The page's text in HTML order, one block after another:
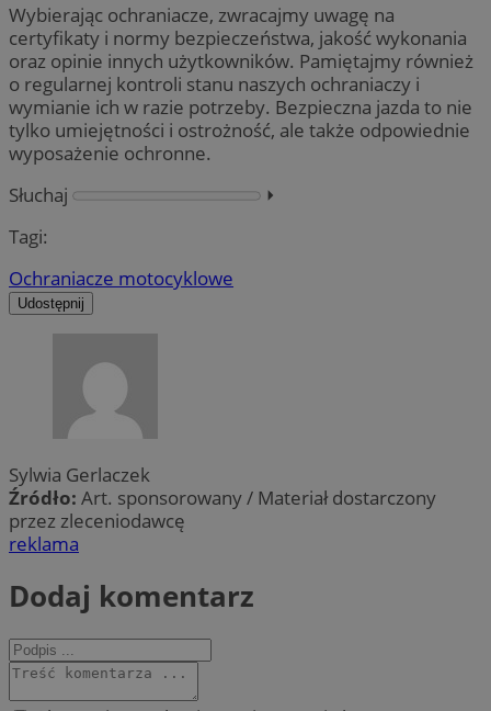
Wybierając ochraniacze, zwracajmy uwagę na
certyfikaty i normy bezpieczeństwa, jakość wykonania
oraz opinie innych użytkowników. Pamiętajmy również
o regularnej kontroli stanu naszych ochraniaczy i
wymianie ich w razie potrzeby. Bezpieczna jazda to nie
tylko umiejętności i ostrożność, ale także odpowiednie
wyposażenie ochronne.
Słuchaj
⏵︎
Tagi:
Ochraniacze motocyklowe
Udostępnij
Sylwia Gerlaczek
Źródło: Art. sponsorowany / Materiał dostarczony
przez zleceniodawcę
reklama
Dodaj komentarz